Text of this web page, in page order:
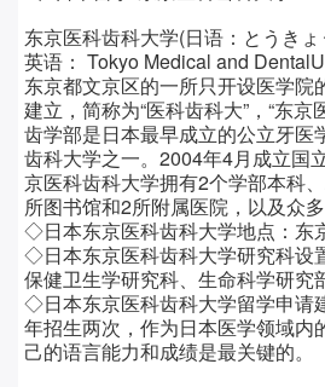
东京医科齿科大学(日语：とうきょ
英语： Tokyo Medical and
东京都文京区的一所只开设医学院
建立，简称为“医科齿科大”，“东京
齿学部是日本最早成立的公立牙医
齿科大学之一。2004年4月成立国
京医科齿科大学拥有2个学部本科
所图书馆和2所附属医院，以及众多
◇日本东京医科齿科大学地点： 东
◇日本东京医科齿科大学研究科设
保健卫生学研究科、生命科学研究
◇日本东京医科齿科大学留学申请
年招生两次，作为日本医学领域内
己的语言能力和成绩是最关键的。